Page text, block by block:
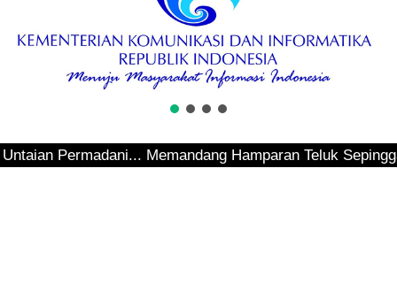
Permadani... Memandang Hamparan Teluk